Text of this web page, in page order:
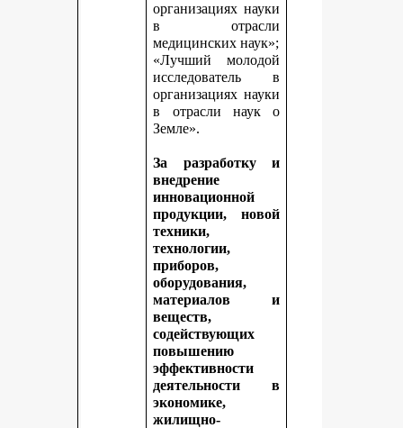
организациях науки
в отрасли
медицинских наук»;
«Лучший молодой
исследователь в
организациях науки
в отрасли наук о
Земле».
За разработку и
внедрение
инновационной
продукции, новой
техники,
технологии,
приборов,
оборудования,
материалов и
веществ,
содействующих
повышению
эффективности
деятельности в
экономике,
жилищно-